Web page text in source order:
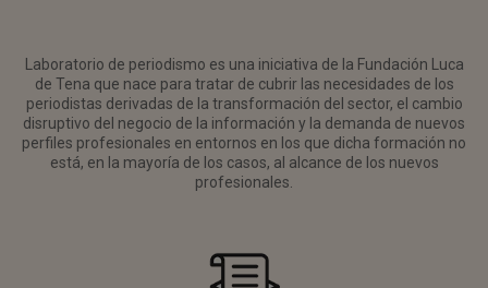
Laboratorio de periodismo es una iniciativa de la Fundación Luca
de Tena que nace para tratar de cubrir las necesidades de los
periodistas derivadas de la transformación del sector, el cambio
disruptivo del negocio de la información y la demanda de nuevos
perfiles profesionales en entornos en los que dicha formación no
está, en la mayoría de los casos, al alcance de los nuevos
profesionales.